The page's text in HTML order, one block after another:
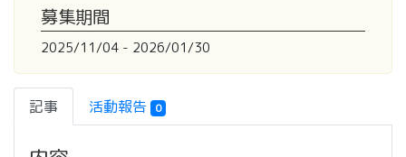
募集期間
2025/11/04 - 2026/01/30
記事 活動報告 0